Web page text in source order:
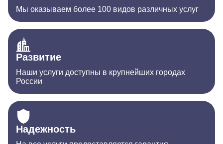
Мы оказываем более 100 видов различных услуг
Развитие
Наши услуги доступны в крупнейших городах
России
Надежность